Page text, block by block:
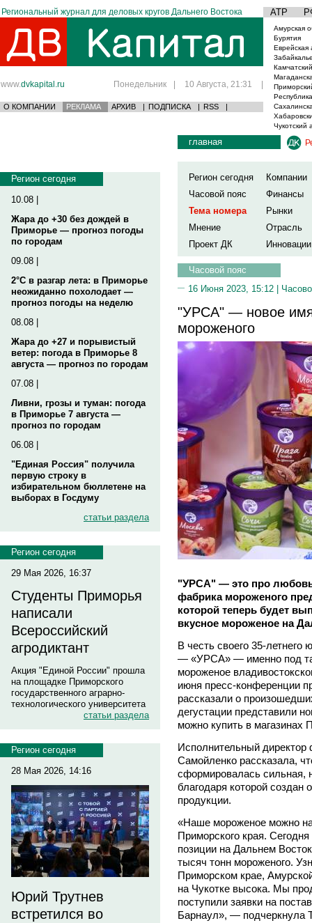
Региональный журнал для деловых кругов Дальнего Востока АТР
www.dvkapital.ru Понедельник | 10 Августа, 21:31 |
О КОМПАНИИ РЕКЛАМА АРХИВ | ПОДПИСКА | RSS |
Амурская
Бурятия
Еврейская
Чукотский
Регион сегодня
10.08 |
Жара до +30 без дождей в
Приморье — прогноз погоды
по городам
09.08 |
2°C в разгар лета: в Приморье
неожиданно похолодает —
прогноз погоды на неделю
08.08 |
Жара до +27 и порывистый
ветер: погода в Приморье 8
августа — прогноз по городам
07.08 |
Ливни, грозы и туман: погода
в Приморье 7 августа —
прогноз по городам
06.08 |
"Единая Россия" получила
первую строку в
избирательном бюллетене на
выборах в Госдуму
статьи раздела
Регион сегодня
29 Мая 2026, 16:37
Студенты Приморья
написали
Всероссийский
агродиктант
Акция "Единой России" прошла
на площадке Приморского
государственного аграрно-
технологического университета
статьи раздела
Регион сегодня
28 Мая 2026, 14:16
Юрий Трутнев
встретился во
главная
Регион сегодня
Компании
Часовой пояс
Финансы
Тема номера
Рынки
Мнение
Отрасль
Проект ДК
Инновации
Часовой пояс
16 Июня 2023, 15:12 |
"УРСА" — новое имя
мороженого
"УРСА" — это про
фабрика мороженого
которой теперь будет
вкусное мороженое на
В честь своего 35-
— «УРСА» — именно под
мороженое
июня пресс-конференции
рассказали о
дегустации представили
можно купить в магазинах
Исполнительный директор
Самойленко рассказала,
сформировалась сильная,
благодаря которой создан
продукции.
«Наше мороженое можно
Приморского края.
позиции на Дальнем
тысяч тонн мороженого.
Приморском крае,
на Чукотке высока. Мы
поступили заявки на
Барнаул», — подчеркнула